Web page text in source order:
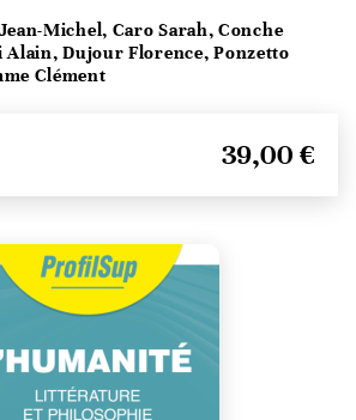
Michel, Caro Sarah, Conche
Dujour Florence, Ponzetto
Clément
39,00 €